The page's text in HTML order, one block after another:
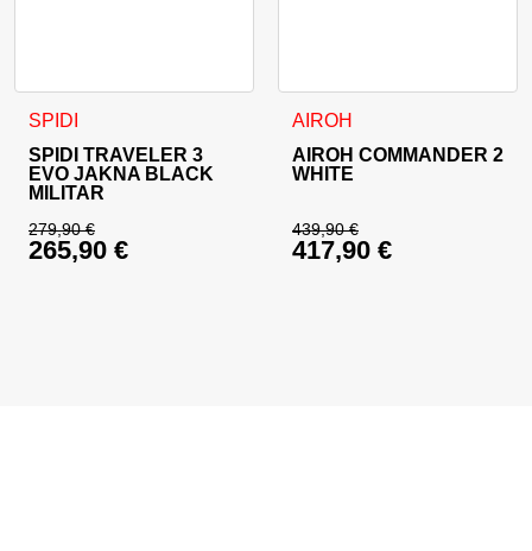
SPIDI
SPIDI TRAVELER 3
EVO JAKNA BLACK
MILITAR
279,90€
Izvirna cena je bila: 279,90 €.
265,90 €
Ta izdelek ima več različic. Možnosti lahko izberete na
AIROH
AIROH COMMANDER 2
WHITE
439,90€
Izvirna cena je bila:
417,90 €
Ta izdelek ima več različic.